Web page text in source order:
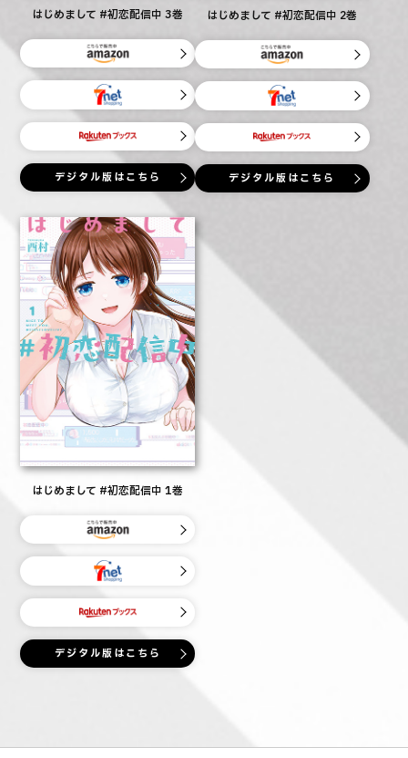
はじめまして #初恋配信中 3巻
デジタル版はこちら
はじめまして #初恋配信中 2巻
デジタル版はこちら
はじめまして #初恋配信中 1巻
デジタル版はこちら